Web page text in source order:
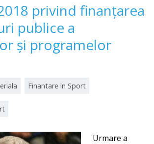
privind finanţarea
publice a
şi programelor
Finantare in Sport
Urmare a